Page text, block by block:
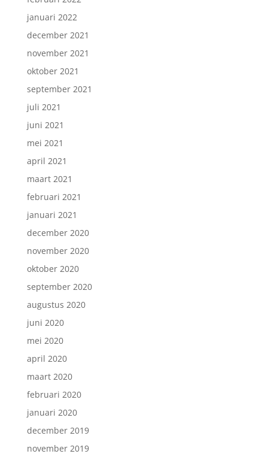
januari 2022
december 2021
november 2021
oktober 2021
september 2021
juli 2021
juni 2021
mei 2021
april 2021
maart 2021
februari 2021
januari 2021
december 2020
november 2020
oktober 2020
september 2020
augustus 2020
juni 2020
mei 2020
april 2020
maart 2020
februari 2020
januari 2020
december 2019
november 2019